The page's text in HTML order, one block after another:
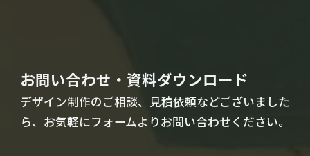
お問い合わせ・資料ダウンロード
デザイン制作のご相談、見積依頼などございました
ら、お気軽にフォームよりお問い合わせください。